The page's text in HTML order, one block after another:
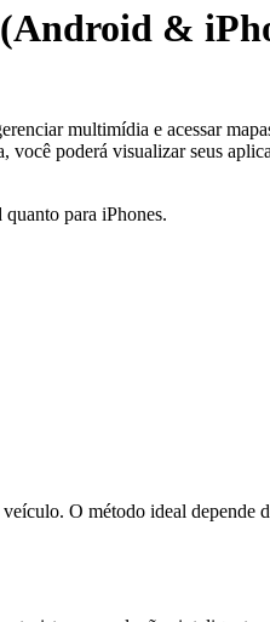
&
multimídia e acessar
você poderá visualizar seus
para iPhones.
O método ideal depende